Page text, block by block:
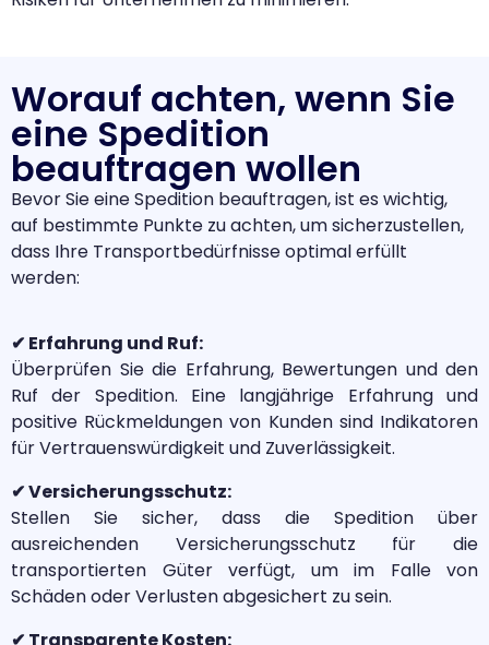
Worauf achten, wenn Sie
eine Spedition
beauftragen wollen
Bevor Sie eine Spedition beauftragen, ist es wichtig,
auf bestimmte Punkte zu achten, um sicherzustellen,
dass Ihre Transportbedürfnisse optimal erfüllt
werden:
✔ Erfahrung und Ruf:
Überprüfen Sie die Erfahrung, Bewertungen und den
Ruf der Spedition. Eine langjährige Erfahrung und
positive Rückmeldungen von Kunden sind Indikatoren
für Vertrauenswürdigkeit und Zuverlässigkeit.
✔ Versicherungsschutz:
Stellen Sie sicher, dass die Spedition über
ausreichenden Versicherungsschutz für die
transportierten Güter verfügt, um im Falle von
Schäden oder Verlusten abgesichert zu sein.